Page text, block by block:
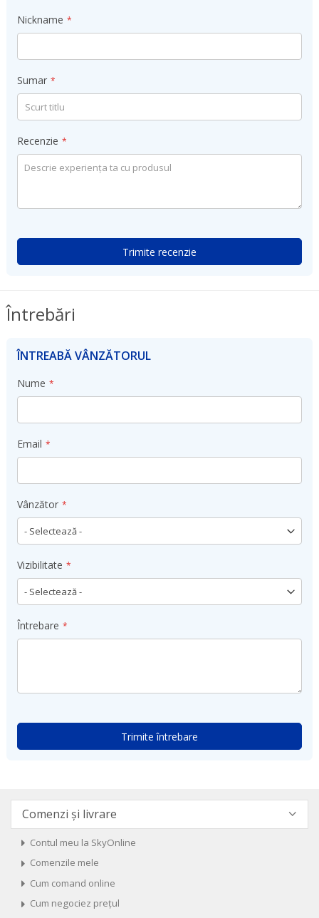
Nickname
Sumar
Recenzie
Trimite recenzie
Întrebări
ÎNTREABĂ VÂNZĂTORUL
Nume
Email
Vânzător
Vizibilitate
Întrebare
Trimite întrebare
Comenzi și livrare
Contul meu la SkyOnline
Comenzile mele
Cum comand online
Cum negociez prețul